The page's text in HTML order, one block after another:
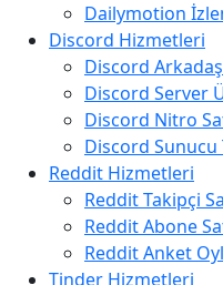
Dailymotion
Discord Hizmetleri
Discord
Discord Server
Discord Nitro
Discord Sunucu
Reddit Hizmetleri
Reddit Takipçi
Reddit Abone
Reddit Anket
Tinder Hizmetleri